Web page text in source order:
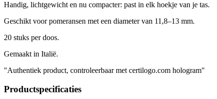
Handig, lichtgewicht en nu compacter: past in elk hoekje van je tas.
Geschikt voor pomeransen met een diameter van 11,8–13 mm.
20 stuks per doos.
Gemaakt in Italië.
"Authentiek product, controleerbaar met certilogo.com hologram"
Productspecificaties